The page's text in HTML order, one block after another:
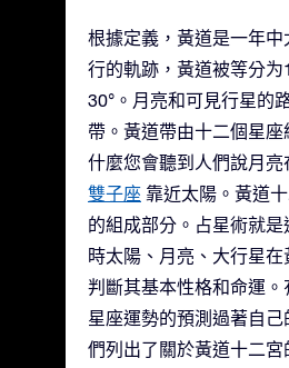
根據定義，黃道是一年中
行的軌跡，黃道被等分
30°。月亮和可見行星的
帶。黃道帶由十二個星
什麼您會聽到人們說月亮
雙子座 靠近太陽。黃道
的組成部分。占星術就
時太陽、月亮、大行星
判斷其基本性格和命運。
星座運勢的預測過著自
們列出了關於黃道十二